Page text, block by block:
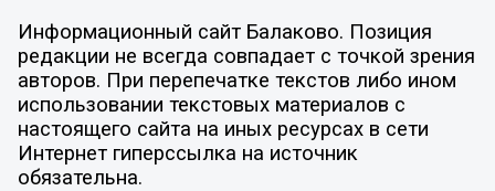
Информационный сайт Балаково. Позиция
редакции не всегда совпадает с точкой зрения
авторов. При перепечатке текстов либо ином
использовании текстовых материалов с
настоящего сайта на иных ресурсах в сети
Интернет гиперссылка на источник
обязательна.